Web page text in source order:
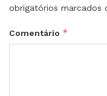
obrigatórios marcados
Comentário *